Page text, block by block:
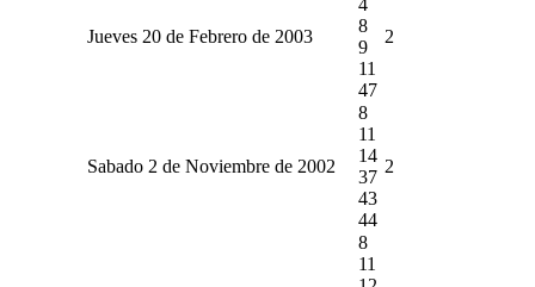
Jueves 20 de Febrero de 2003
8
9
11
47
2
Sabado 2 de Noviembre de 2002
8
11
14
37
43
44
2
8
11